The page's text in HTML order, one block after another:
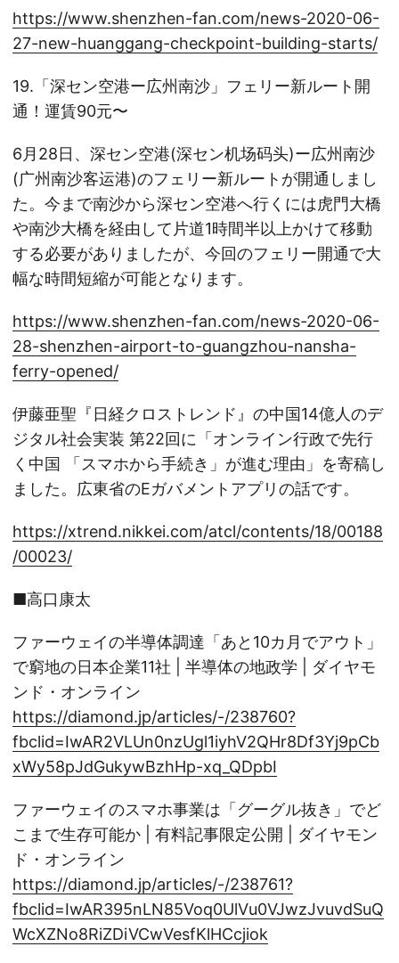
https://www.shenzhen-fan.com/news-2020-06-
27-new-huanggang-checkpoint-building-starts/
19.「深セン空港ー広州南沙」フェリー新ルート開
通！運賃90元〜
6月28日、深セン空港(深セン机场码头)ー広州南沙
(广州南沙客运港)のフェリー新ルートが開通しまし
た。今まで南沙から深セン空港へ行くには虎門大橋
や南沙大橋を経由して片道1時間半以上かけて移動
する必要がありましたが、今回のフェリー開通で大
幅な時間短縮が可能となります。
https://www.shenzhen-fan.com/news-2020-06-
28-shenzhen-airport-to-guangzhou-nansha-
ferry-opened/
伊藤亜聖『日経クロストレンド』の中国14億人のデ
ジタル社会実装 第22回に「オンライン行政で先行
く中国 「スマホから手続き」が進む理由」を寄稿し
ました。広東省のEガバメントアプリの話です。
https://xtrend.nikkei.com/atcl/contents/18/00188
/00023/
■高口康太
ファーウェイの半導体調達「あと10カ月でアウト」
で窮地の日本企業11社 | 半導体の地政学 | ダイヤモ
ンド・オンライン
https://diamond.jp/articles/-/238760?
fbclid=IwAR2VLUn0nzUgl1iyhV2QHr8Df3Yj9pCb
xWy58pJdGukywBzhHp-xq_QDpbI
ファーウェイのスマホ事業は「グーグル抜き」でど
こまで生存可能か | 有料記事限定公開 | ダイヤモン
ド・オンライン
https://diamond.jp/articles/-/238761?
fbclid=IwAR395nLN85Voq0UlVu0VJwzJvuvdSuQ
WcXZNo8RiZDiVCwVesfKlHCcjiok